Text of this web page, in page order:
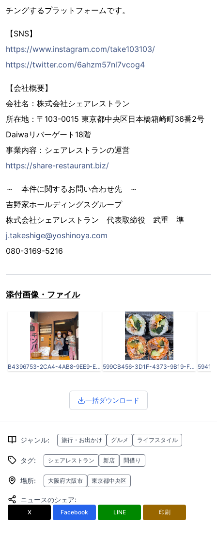
チングするプラットフォームです。
【SNS】
https://www.instagram.com/take103103/
https://twitter.com/6ahzm57nl7vcog4
【会社概要】
会社名：株式会社シェアレストラン
所在地：〒103-0015 東京都中央区日本橋箱崎町36番2号
Daiwaリバーゲート18階
事業内容：シェアレストランの運営
https://share-restaurant.biz/
～ 本件に関するお問い合わせ先 ～
吉野家ホールディングスグループ
株式会社シェアレストラン 代表取締役 武重 準
j.takeshige@yoshinoya.com
080-3169-5216
添付画像・ファイル
B4396753-2CA4-4AB8-9EE9-E725D9CF13CA.jpeg 599CB456-3D1F-4373-9B19-FE0579D442C7.jpeg
一括ダウンロード
ジャンル: 旅行・お出かけ グルメ ライフスタイル
タグ: シェアレストラン 新店 間借り
場所: 大阪府大阪市 東京都中央区
ニュースのシェア:
X Facebook LINE 印刷